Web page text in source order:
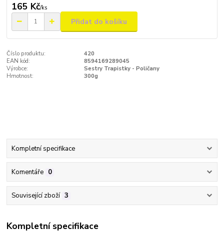
165 Kč/ks
Přidat do košíku
Číslo produktu:
420
EAN kód:
8594169289045
Výrobce:
Sestry Trapistky - Poličany
Hmotnost:
300g
Kompletní specifikace
Komentáře 0
Související zboží 3
Kompletní specifikace